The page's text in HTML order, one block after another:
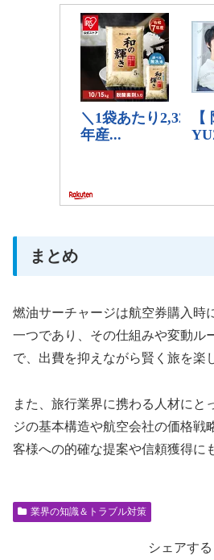
まとめ
燃油サーチャージは航空券購入時
一つであり、その仕組みや変動ル
で、出費を抑えながら賢く旅を楽
また、旅行業界に携わる人材にと
ジの基本構造や航空会社の価格戦
客様への的確な提案や信頼獲得に
業界の知識＆トラブル対策
シェアする